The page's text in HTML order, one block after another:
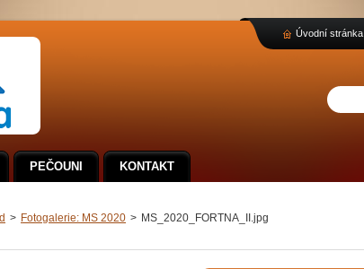
> Fotogalerie: MS 2020 > MS_2020_FORTNA_II.jpg
PEČOUNI KONTAKT
Úvodní stránka